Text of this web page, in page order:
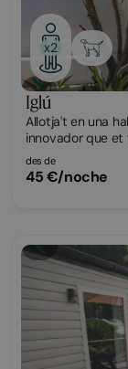
x2
Iglú
Allotja't en una
innovador que et
des de
45 €/noche
Bungalow